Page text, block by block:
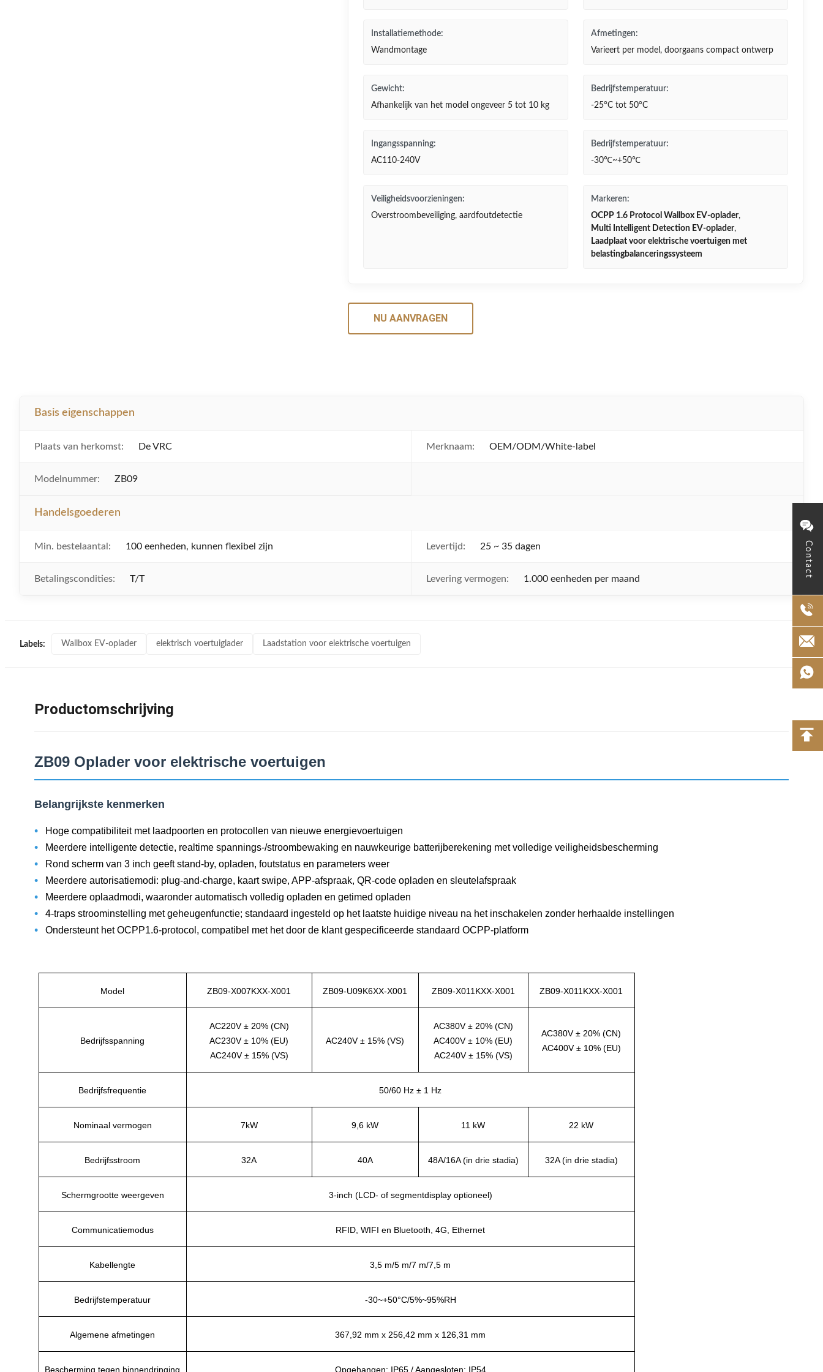
Contact
Installatiemethode:
Wandmontage
Afmetingen:
Varieert per model, doorgaans compact ontwerp
Gewicht:
Afhankelijk van het model ongeveer 5 tot 10 kg
Bedrijfstemperatuur:
-25°C tot 50°C
Ingangsspanning:
AC110-240V
Bedrijfstemperatuur:
-30℃~+50℃
Veiligheidsvoorzieningen:
Overstroombeveiliging, aardfoutdetectie
Markeren:
OCPP 1.6 Protocol Wallbox EV-oplader,
Multi Intelligent Detection EV-oplader,
Laadplaat voor elektrische voertuigen met
belastingbalanceringssysteem
NU AANVRAGEN
Basis eigenschappen
Plaats van herkomst: De VRC Merknaam: OEM/ODM/White-label
Modelnummer: ZB09
Handelsgoederen
Min. bestelaantal: 100 eenheden, kunnen flexibel zijn Levertijd: 25 ~ 35 dagen
Betalingscondities: T/T Levering vermogen: 1.000 eenheden per maand
Labels: Wallbox EV-oplader elektrisch voertuiglader Laadstation voor elektrische voertuigen
Productomschrijving
ZB09 Oplader voor elektrische voertuigen
Belangrijkste kenmerken
• Hoge compatibiliteit met laadpoorten en protocollen van nieuwe energievoertuigen
• Meerdere intelligente detectie, realtime spannings-/stroombewaking en nauwkeurige batterijberekening met volledige veiligheidsbescherming
• Rond scherm van 3 inch geeft stand-by, opladen, foutstatus en parameters weer
• Meerdere autorisatiemodi: plug-and-charge, kaart swipe, APP-afspraak, QR-code opladen en sleutelafspraak
• Meerdere oplaadmodi, waaronder automatisch volledig opladen en getimed opladen
• 4-traps stroominstelling met geheugenfunctie; standaard ingesteld op het laatste huidige niveau na het inschakelen zonder herhaalde instellingen
• Ondersteunt het OCPP1.6-protocol, compatibel met het door de klant gespecificeerde standaard OCPP-platform
Model ZB09-X007KXX-X001 ZB09-U09K6XX-X001 ZB09-X011KXX-X001 ZB09-X011KXX-X001
Bedrijfsspanning
AC220V ± 20% (CN)
AC230V ± 10% (EU)
AC240V ± 15% (VS)
AC240V ± 15% (VS)
AC380V ± 20% (CN)
AC400V ± 10% (EU)
AC240V ± 15% (VS)
AC380V ± 20% (CN)
AC400V ± 10% (EU)
Bedrijfsfrequentie 50/60 Hz ± 1 Hz
Nominaal vermogen 7kW 9,6 kW 11 kW 22 kW
Bedrijfsstroom 32A 40A 48A/16A (in drie stadia) 32A (in drie stadia)
Schermgrootte weergeven 3-inch (LCD- of segmentdisplay optioneel)
Communicatiemodus RFID, WIFI en Bluetooth, 4G, Ethernet
Kabellengte 3,5 m/5 m/7 m/7,5 m
Bedrijfstemperatuur -30~+50°C/5%~95%RH
Algemene afmetingen 367,92 mm x 256,42 mm x 126,31 mm
Bescherming tegen binnendringing Opgehangen: IP65 / Aangesloten: IP54